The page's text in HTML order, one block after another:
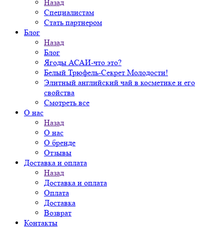
Назад
Специалистам
Стать партнером
Блог
Назад
Блог
Ягоды АСАИ-что это?
Белый Трюфель-Секрет Молодости!
Элитный английский чай в косметике и его
свойства
Смотреть все
О нас
Назад
О нас
О бренде
Отзывы
Доставка и оплата
Назад
Доставка и оплата
Оплата
Доставка
Возврат
Контакты